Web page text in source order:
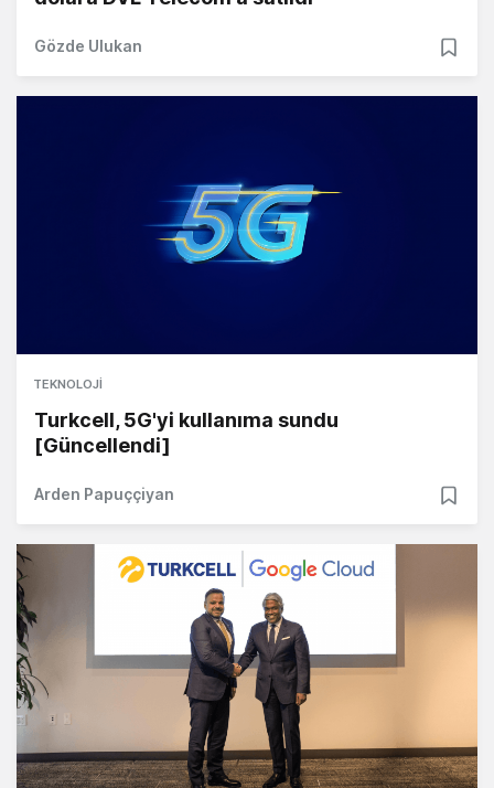
Gözde Ulukan
TEKNOLOJI
Turkcell, 5G'yi kullanıma sundu
[Güncellendi]
Arden Papuççiyan